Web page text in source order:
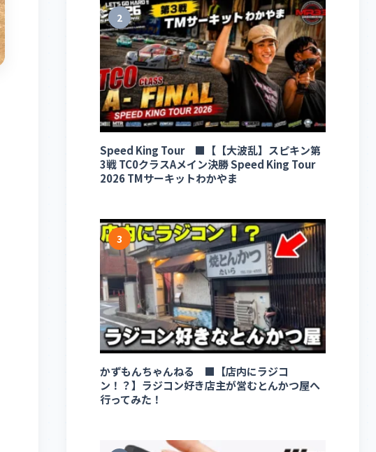
2
Speed King Tour ■【【大波乱】スピキン第
3戦 TC0クラスAメイン決勝 Speed King Tour
2026 TMサーキットわかやま
3
かずもんちゃんねる ■【店内にラジコ
ン！？】ラジコン好き店主が営むとんかつ屋へ
行ってみた！